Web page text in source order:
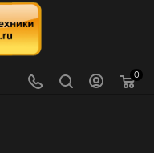
0